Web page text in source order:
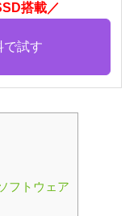
搭載／
で試す
フトウェア